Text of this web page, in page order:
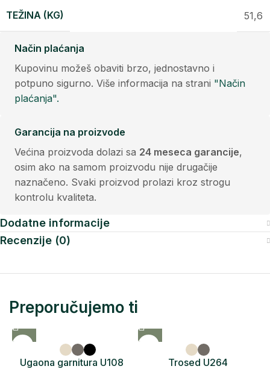
TEŽINA (KG) 51,6
Način plaćanja
Kupovinu možeš obaviti brzo, jednostavno i
potpuno sigurno. Više informacija na strani "Način
plaćanja".
Garancija na proizvode
Većina proizvoda dolazi sa 24 meseca garancije,
osim ako na samom proizvodu nije drugačije
naznačeno. Svaki proizvod prolazi kroz strogu
kontrolu kvaliteta.
Dodatne informacije
Recenzije (0)
Preporučujemo ti
Ugaona garnitura U108
Trosed U264